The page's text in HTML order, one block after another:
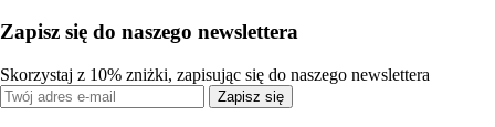
Zapisz się do naszego newslettera
Skorzystaj z 10% zniżki, zapisując się do naszego newslettera
Zapisz się